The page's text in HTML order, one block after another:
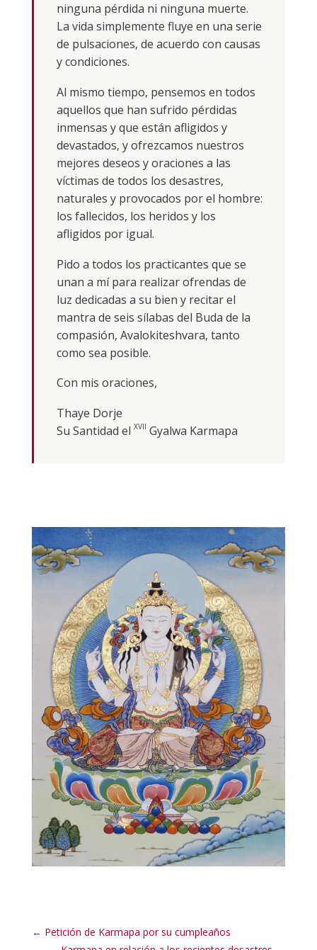
ninguna pérdida ni ninguna muerte.
La vida simplemente fluye en una serie
de pulsaciones, de acuerdo con causas
y condiciones.
Al mismo tiempo, pensemos en todos
aquellos que han sufrido pérdidas
inmensas y que están afligidos y
devastados, y ofrezcamos nuestros
mejores deseos y oraciones a las
víctimas de todos los desastres,
naturales y provocados por el hombre:
los fallecidos, los heridos y los
afligidos por igual.
Pido a todos los practicantes que se
unan a mí para realizar ofrendas de
luz dedicadas a su bien y recitar el
mantra de seis sílabas del Buda de la
compasión, Avalokiteshvara, tanto
como sea posible.
Con mis oraciones,
Thaye Dorje
Su Santidad el XVII Gyalwa Karmapa
← Petición de Karmapa por su cumpleaños